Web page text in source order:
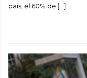
país, el 60% de […]